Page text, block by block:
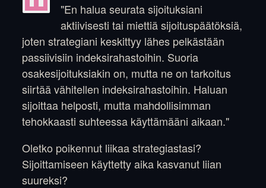
"En halua seurata sijoituksiani
aktiivisesti tai miettiä sijoituspäätöksiä,
joten strategiani keskittyy lähes pelkästään
passiivisiin indeksirahastoihin. Suoria
osakesijoituksiakin on, mutta ne on tarkoitus
siirtää vähitellen indeksirahastoihin. Haluan
sijoittaa helposti, mutta mahdollisimman
tehokkaasti suhteessa käyttämääni aikaan."
Oletko poikennut liikaa strategiastasi?
Sijoittamiseen käyttetty aika kasvanut liian
suureksi?